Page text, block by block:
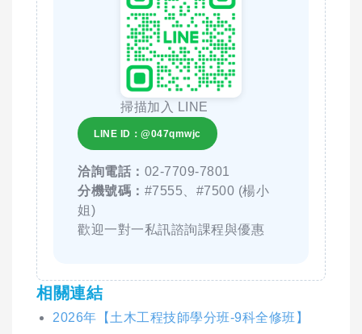
掃描加入 LINE
LINE ID：@047qmwjc
洽詢電話： 02-7709-7801
分機號碼： #7555、#7500 (楊小
姐)
歡迎一對一私訊諮詢課程與優惠
相關連結
2026年【土木工程技師學分班-9科全修班】